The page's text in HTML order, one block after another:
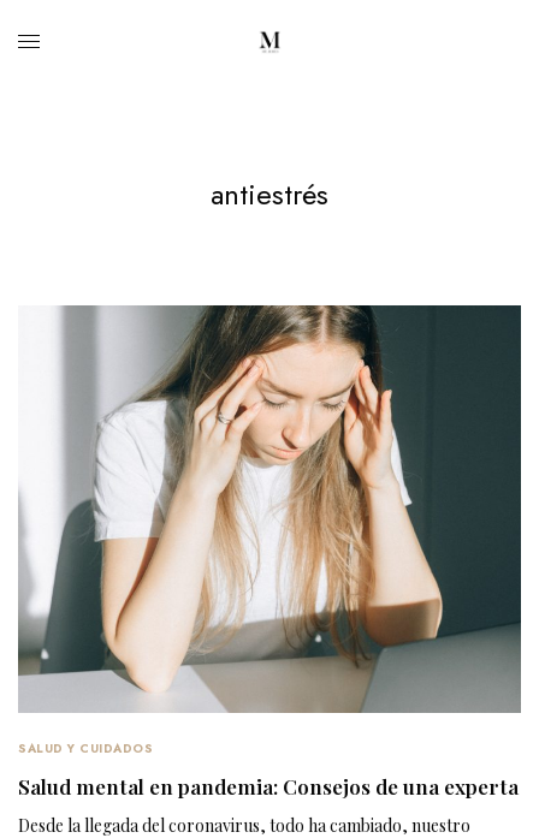
antiestrés
SALUD Y CUIDADOS
Salud mental en pandemia: Consejos de una experta
Desde la llegada del coronavirus, todo ha cambiado, nuestro